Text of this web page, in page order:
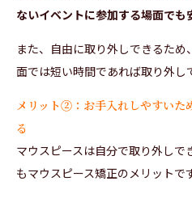
ないイベントに参加する場面でも
また、自由に取り外しできるた
面では短い時間であれば取り外し
メリット②：お手入れしやすいた
る
マウスピースは自分で取り外し
もマウスピース矯正のメリットで